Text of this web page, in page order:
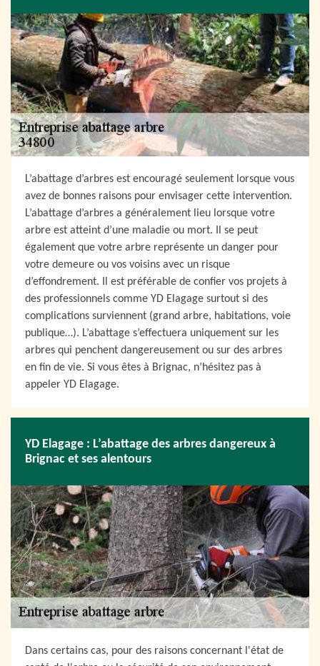
L’abattage d’arbres est encouragé seulement lorsque vous
avez de bonnes raisons pour envisager cette intervention.
L’abattage d’arbres a généralement lieu lorsque votre
arbre est atteint d’une maladie ou mort. Il se peut
également que votre arbre représente un danger pour
votre demeure ou vos voisins avec un risque
d’effondrement. Il est préférable de confier vos projets à
des professionnels comme YD Elagage surtout si des
complications surviennent (grand arbre, habitations, voie
publique…). L’abattage s’effectuera uniquement sur les
arbres qui penchent dangereusement ou sur des arbres
en fin de vie. Si vous êtes à Brignac, n’hésitez pas à
appeler YD Elagage.
YD Elagage : L’abattage des arbres dangereux à
Brignac et ses alentours
Dans certains cas, pour des raisons concernant l'état de